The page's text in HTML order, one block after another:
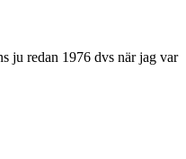
ju redan 1976 dvs när jag var